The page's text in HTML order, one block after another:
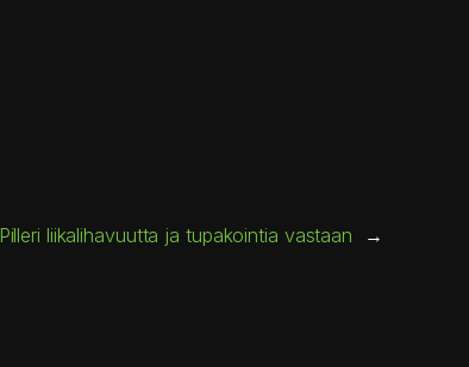
Pilleri liikalihavuutta ja tupakointia vastaan →